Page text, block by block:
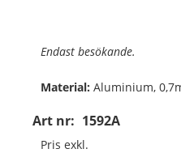
Art nr: 1592A
Endast besökande.
Material: Aluminium,
Mått:500x400mm
Pris exkl.